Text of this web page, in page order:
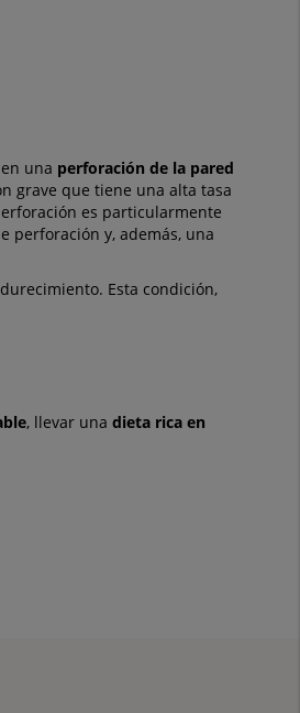
una perforación de la pared
grave que tiene una alta tasa
es particularmente
perforación y, además, una
Esta condición,
, llevar una dieta rica en